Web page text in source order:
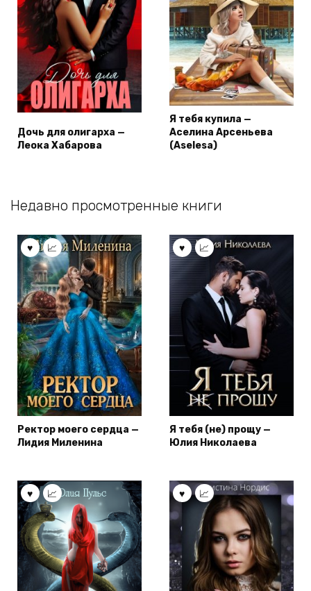
Дочь для олигарха —
Леока Хабарова
Я тебя купила —
Аселина Арсеньева
(Aselesa)
Недавно просмотренные книги
Ректор моего сердца —
Лидия Миленина
Я тебя (не) прощу —
Юлия Николаева